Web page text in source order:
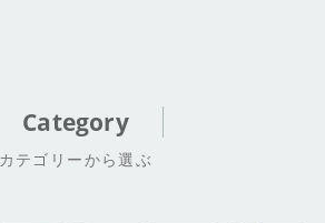
Category
カテゴリーから選ぶ